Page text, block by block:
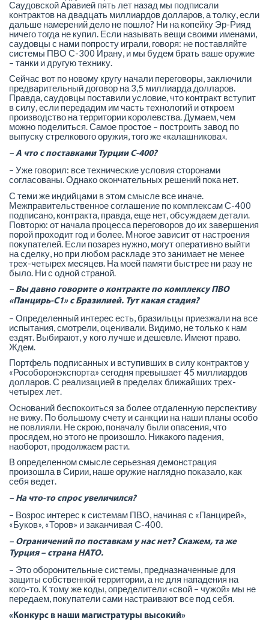
Саудовской Аравией пять лет назад мы подписали
контрактов на двадцать миллиардов долларов, а толку, если
дальше намерений дело не пошло? Ни на копейку Эр-Рияд
ничего тогда не купил. Если называть вещи своими именами,
саудовцы с нами попросту играли, говоря: не поставляйте
системы ПВО С-300 Ирану, и мы будем брать ваше оружие
– танки и другую технику.
Сейчас вот по новому кругу начали переговоры, заключили
предварительный договор на 3,5 миллиарда долларов.
Правда, саудовцы поставили условие, что контракт вступит
в силу, если передадим им часть технологий и откроем
производство на территории королевства. Думаем, чем
можно поделиться. Самое простое – построить завод по
выпуску стрелкового оружия, того же «калашникова».
– А что с поставками Турции С-400?
– Уже говорил: все технические условия сторонами
согласованы. Однако окончательных решений пока нет.
С теми же индийцами в этом смысле все иначе.
Межправительственное соглашение по комплексам С-400
подписано, контракта, правда, еще нет, обсуждаем детали.
Повторю: от начала процесса переговоров до их завершения
порой проходит год и более. Многое зависит от настроения
покупателей. Если позарез нужно, могут оперативно выйти
на сделку, но при любом раскладе это занимает не менее
трех-четырех месяцев. На моей памяти быстрее ни разу не
было. Ни с одной страной.
– Вы давно говорите о контракте по комплексу ПВО
«Панцирь-С1» с Бразилией. Тут какая стадия?
– Определенный интерес есть, бразильцы приезжали на все
испытания, смотрели, оценивали. Видимо, не только к нам
ездят. Выбирают, у кого лучше и дешевле. Имеют право.
Ждем.
Портфель подписанных и вступивших в силу контрактов у
«Рособоронэкспорта» сегодня превышает 45 миллиардов
долларов. С реализацией в пределах ближайших трех-
четырех лет.
Оснований беспокоиться за более отдаленную перспективу
не вижу. По большому счету и санкции на наши планы особо
не повлияли. Не скрою, поначалу были опасения, что
просядем, но этого не произошло. Никакого падения,
наоборот, продолжаем расти.
В определенном смысле серьезная демонстрация
произошла в Сирии, наше оружие наглядно показало, как
себя ведет.
– На что-то спрос увеличился?
– Возрос интерес к системам ПВО, начиная с «Панцирей»,
«Буков», «Торов» и заканчивая С-400.
– Ограничений по поставкам у нас нет? Скажем, та же
Турция – страна НАТО.
– Это оборонительные системы, предназначенные для
защиты собственной территории, а не для нападения на
кого-то. К тому же коды, определители «свой – чужой» мы не
передаем, покупатели сами настраивают все под себя.
«Конкурс в наши магистратуры высокий»